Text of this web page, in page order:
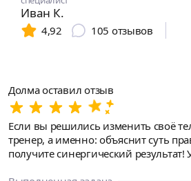
Иван К.
4,92
105 отзывов
Долма оставил отзыв
Если вы решились изменить своё тело,
тренер, а именно: объяснит суть
получите синергический